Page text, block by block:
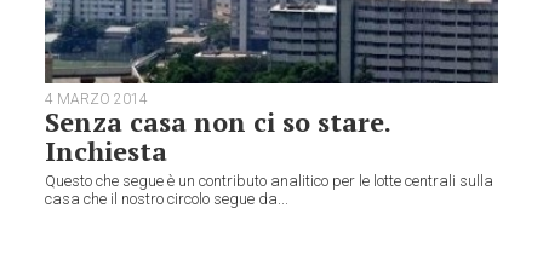
4 MARZO 2014
Senza casa non ci so stare.
Inchiesta
Questo che segue è un contributo analitico per le lotte centrali sulla
casa che il nostro circolo segue da...